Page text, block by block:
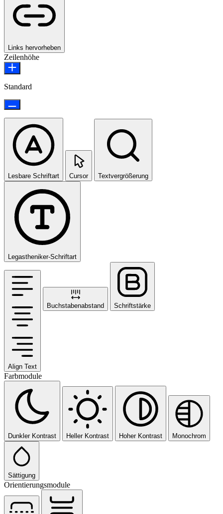
Links hervorheben
Zeilenhöhe
Standard
Lesbare Schriftart Cursor Textvergrößerung
Legastheniker-Schriftart
Align Text
Buchstabenabstand Schriftstärke
Farbmodule
Dunkler Kontrast Heller Kontrast Hoher Kontrast Monochrom
Sättigung
Orientierungsmodule